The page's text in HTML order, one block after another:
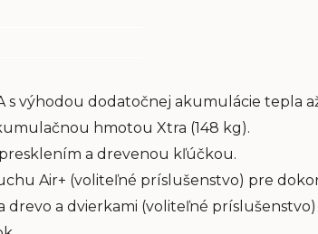
s výhodou dodatočnej akumulácie tepla
hmotou Xtra (148 kg).
a drevenou kľúčkou.
Air+ (voliteľné príslušenstvo) pre
a dvierkami (voliteľné príslušenstvo)